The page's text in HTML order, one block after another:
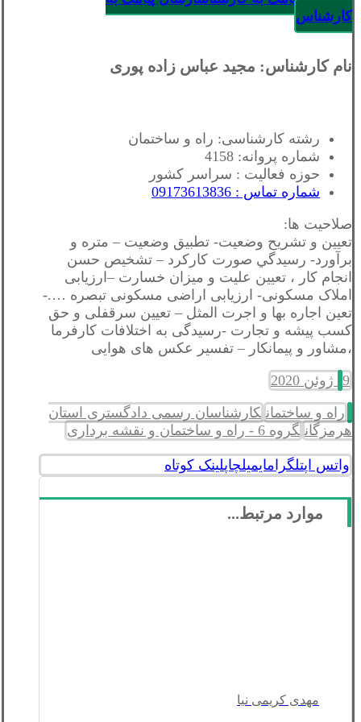
کارشناس
نام کارشناس: مجید عباس زاده پوری
رشته کارشناسی: راه و ساختمان
شماره پروانه: 4158
حوزه فعالیت : سراسر کشور
شماره تماس : 09173613836
صلاحیت ها:
تعيين و تشريح وضعيت- تطبيق وضعيت – متره و
برآورد- رسيدگي صورت كاركرد – تشخيص حسن
انجام كار ، تعيين عليت و ميزان خسارت –ارزیابی
املاک مسکونی- ارزیابی اراضی مسکونی تبصره ….-
تعین اجاره بها و اجرت المثل – تعیین سرقفلی و حق
کسب پیشه و تجارت -رسیدگی به اختلافات کارفرما
،مشاور و پیمانکار – تفسیر عکس های هوایی
9 ژوئن 2020
راه و ساختمان کارشناسان رسمی دادگستری استان
هرمزگان گروه 6 - راه و ساختمان و نقشه برداری
واتس اپتلگرامایمیلچاپلینک کوتاه
موارد مرتبط...
مهدی کریمی نیا